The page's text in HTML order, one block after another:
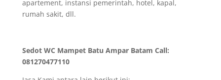
apartement, instansi pemerintah, hotel, kapal,
rumah sakit, dll.
Sedot WC Mampet Batu Ampar Batam Call:
081270477110